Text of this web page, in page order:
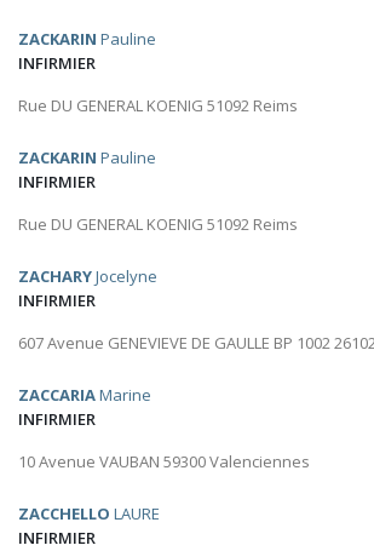
ZACKARIN Pauline
INFIRMIER
Rue DU GENERAL KOENIG 51092 Reims
ZACKARIN Pauline
INFIRMIER
Rue DU GENERAL KOENIG 51092 Reims
ZACHARYJocelyne
INFIRMIER
607 Avenue GENEVIEVE DE GAULLE BP 1002
ZACCARIAMarine
INFIRMIER
10 Avenue VAUBAN 59300 Valenciennes
ZACCHELLO LAURE
INFIRMIER